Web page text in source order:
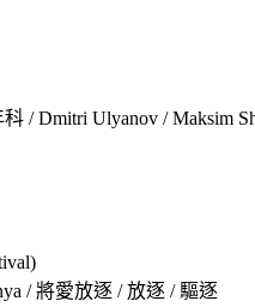
/ Dmitri Ulyanov / Maksim
/ 將愛放逐 / 放逐 / 驅逐